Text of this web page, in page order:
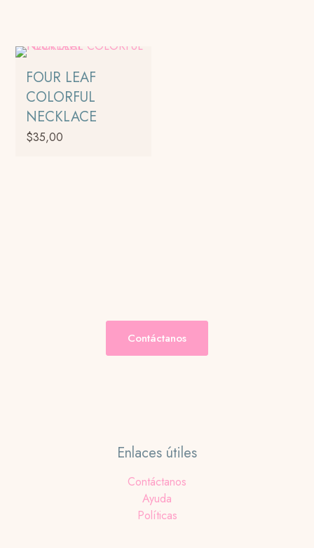
FOUR LEAF
COLORFUL
NECKLACE
$35,00
Contáctanos
Enlaces útiles
Contáctanos
Ayuda
Políticas